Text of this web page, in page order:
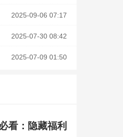
2025-09-06 07:17
2025-07-30 08:42
2025-07-09 01:50
看：隐藏福利